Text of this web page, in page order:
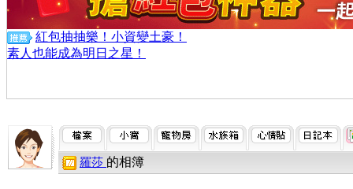
紅包抽抽樂！小資變土豪！
素人也能成為明日之星！
羅莎 的相簿